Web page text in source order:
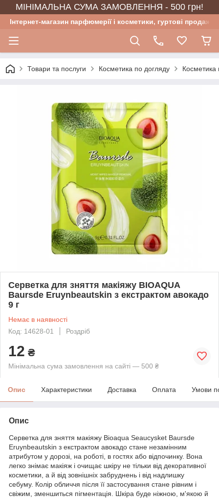
МІНІМАЛЬНА СУМА ЗАМОВЛЕННЯ - 500 грн!
Інтернет-магазин парфюмерії і косметики, гуртові продажі
Товари та послуги Косметика по догляду Косметика
Серветка для зняття макіяжу BIOAQUA
Baursde Eruynbeautskin з екстрактом авокадо
9 г
Немає в наявності
Код: 14628-01
Роздріб
12 ₴
Мінімальна сума замовлення на сайті — 500 ₴
Опис Характеристики Доставка Оплата Умови
Опис
Серветка для зняття макіяжу Bioaqua Seaucysket Baursde
Eruynbeautskin з екстрактом авокадо стане незамінним
атрибутом у дорозі, на роботі, в гостях або відпочинку. Вона
легко знімає макіяж і очищає шкіру не тільки від декоративної
косметики, а й від зовнішніх забруднень і від надлишку
себуму. Колір обличчя після її застосування стане рівним і
свіжим, зменшиться пігментація. Шкіра буде ніжною, м'якою й